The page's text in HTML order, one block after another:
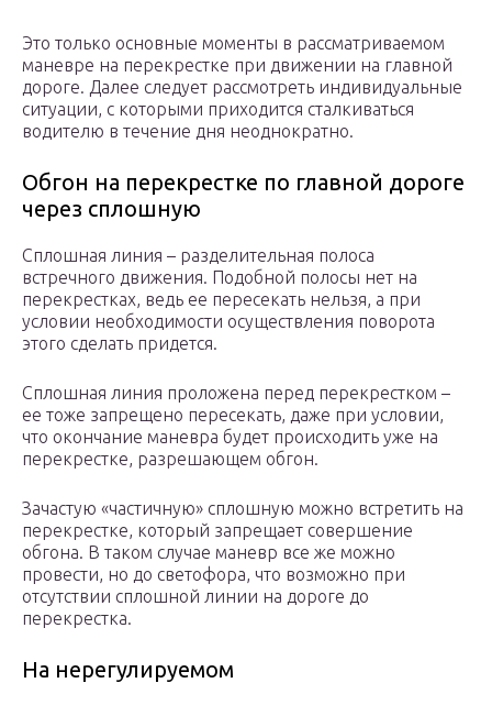
Это только основные моменты в рассматриваемом
маневре на перекрестке при движении на главной
дороге. Далее следует рассмотреть индивидуальные
ситуации, с которыми приходится сталкиваться
водителю в течение дня неоднократно.
Обгон на перекрестке по главной дороге
через сплошную
Сплошная линия – разделительная полоса
встречного движения. Подобной полосы нет на
перекрестках, ведь ее пересекать нельзя, а при
условии необходимости осуществления поворота
этого сделать придется.
Сплошная линия проложена перед перекрестком –
ее тоже запрещено пересекать, даже при условии,
что окончание маневра будет происходить уже на
перекрестке, разрешающем обгон.
Зачастую «частичную» сплошную можно встретить на
перекрестке, который запрещает совершение
обгона. В таком случае маневр все же можно
провести, но до светофора, что возможно при
отсутствии сплошной линии на дороге до
перекрестка.
На нерегулируемом